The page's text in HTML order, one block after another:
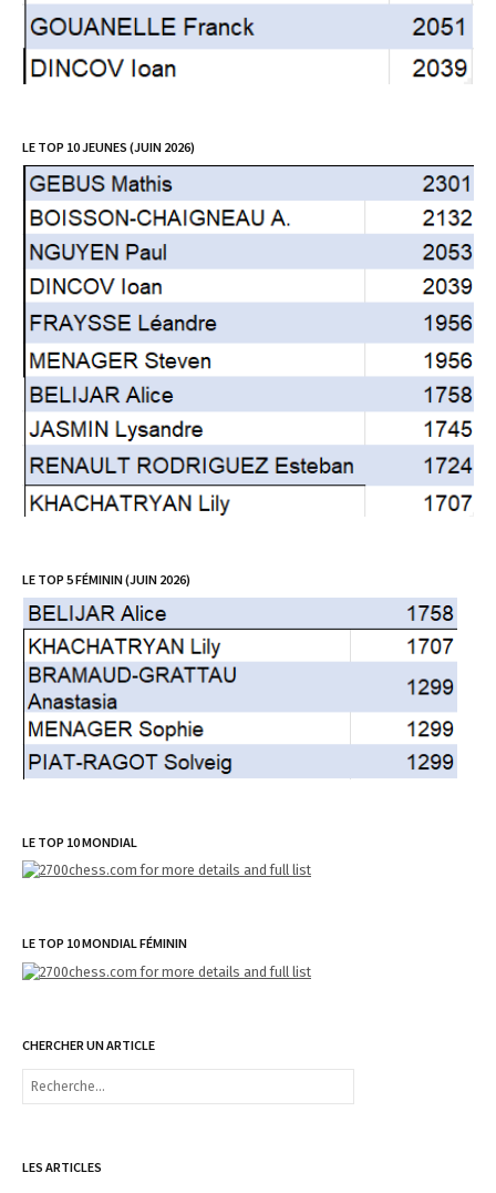
LE TOP 10 JEUNES (JUIN 2026)
LE TOP 5 FÉMININ (JUIN 2026)
LE TOP 10 MONDIAL
LE TOP 10 MONDIAL FÉMININ
CHERCHER UN ARTICLE
R
rLES ARTICLES